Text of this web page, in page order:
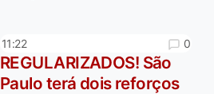
11:22 0
REGULARIZADOS! São
Paulo terá dois reforços